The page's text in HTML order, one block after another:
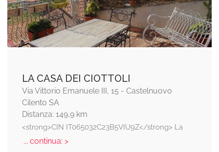
LA CASA DEI CIOTTOLI
Via Vittorio Emanuele III, 15 - Castelnuovo
Cilento SA
Distanza: 149,9 km
<strong>CIN IT065032C23B5VIU9Z</strong> La
... continua: >